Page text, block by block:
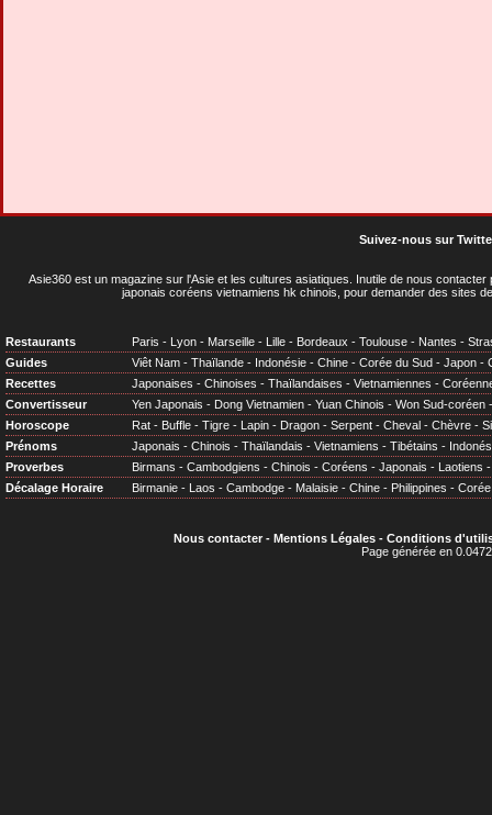
Suivez-nous sur
Asie360 est un magazine sur l'Asie et les cultures asiatiques . Inutile de nous
japonais coréens vietnamiens hk chinois, pour demander des sites
Restaurants Paris - Lyon - Marseille - Lille - Bordeaux - Toulouse - Nantes -
Guides
Viêt Nam - Thaïlande - Indonésie - Chine - Corée du Sud - Japon -
Recettes
Japonaises - Chinoises - Thaïlandaises - Vietnamiennes -
Convertisseur
Yen Japonais - Dong Vietnamien - Yuan Chinois - Won Sud-coréen
Horoscope
Rat - Buffle - Tigre - Lapin - Dragon - Serpent - Cheval - Chèvre -
Prénoms
Japonais - Chinois - Thaïlandais - Vietnamiens - Tibétains -
Proverbes
Birmans - Cambodgiens - Chinois - Coréens - Japonais - Laotiens
Décalage Horaire
Birmanie - Laos - Cambodge - Malaisie - Chine - Philippines - Corée
Nous contacter- Mentions Légales- Conditions
Page générée en